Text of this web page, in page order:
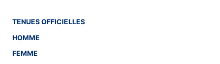
TENUES OFFICIELLES
HOMME
FEMME